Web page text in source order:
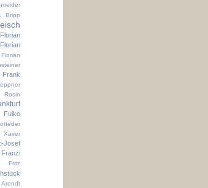
Bripp
Florian
Florian
Florian
Frank
Rosin
Xaver
Josef
Franzi
Fritz